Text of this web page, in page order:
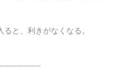
と、利きがなくなる。